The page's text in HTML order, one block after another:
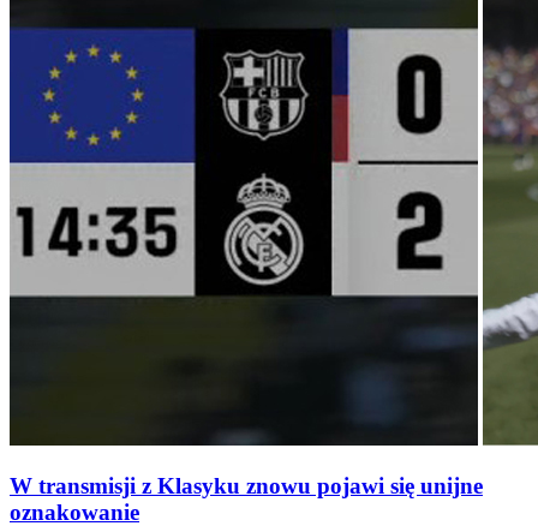
W transmisji z Klasyku znowu pojawi się unijne
oznakowanie